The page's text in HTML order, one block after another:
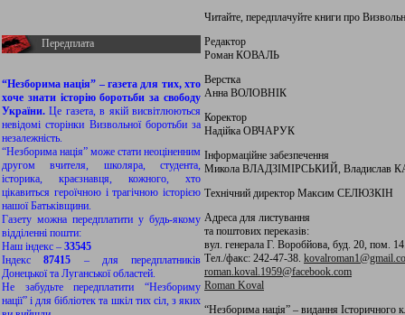
Передплата
“Незборима нація” – газета для тих, хто
хоче знати історію боротьби за свободу
України.Це газета, в якій висвітлюються
невідомі сторінки Визвольної боротьби за
незалежність.
“Незборима нація” може стати неоціненним
другом вчителя, школяра, студента,
історика, краєзнавця, кожного, хто
цікавиться героїчною і трагічною історією
нашої Батьківщини.
Газету можна передплатити у будь-якому
відділенні пошти:
Наш індекс – 33545
Індекс87415 – для передплатників
Донецької та Луганської областей.
Не забудьте передплатити “Незбориму
нації” і для бібліотек та шкіл тих сіл, з яких
Читайте, передплачуйте книги про
Редактор
Роман КОВАЛЬ
Верстка
Анна ВОЛОВНІК
Коректор
Надійка ОВЧАРУК
Інформаційне забезпечення
Микола ВЛАДЗІМІРСЬКИЙ, Владислав
Технічний директор Максим СЕЛЮЗКІН
Адреса для листування
та поштових переказів:
вул. генерала Г. Воробйова, буд. 20, пом.
Тел./факс: 242-47-38.
roman.koval.1959@facebook.com
Roman Koval
“Незборима нація” – видання Історичного